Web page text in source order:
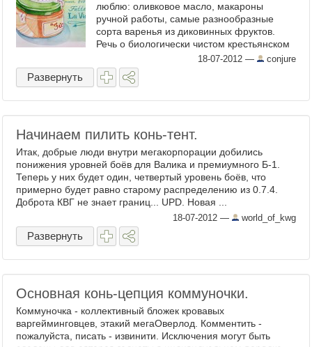
люблю: оливковое масло, макароны
ручной работы, самые разнообразные
сорта варенья из диковинных фруктов.
Речь о биологически чистом крестьянском
подворье в Тоскане Fattoria La Vialla. Их ...
18-07-2012 — conjure
Развернуть
Начинаем пилить конь-тент.
Итак, добрые люди внутри мегакорпорации добились
понижения уровней боёв для Валика и премиумного Б-1.
Теперь у них будет один, четвертый уровень боёв, что
примерно будет равно старому распределению из 0.7.4.
Доброта КВГ не знает границ... UPD. Новая ...
18-07-2012 — world_of_kwg
Развернуть
Основная конь-цепция коммуночки.
Коммуночка - коллективный бложек кровавых
варгейминговцев, этакий мегаОверлод. Комментить -
пожалуйста, писать - извинити. Исключения могут быть